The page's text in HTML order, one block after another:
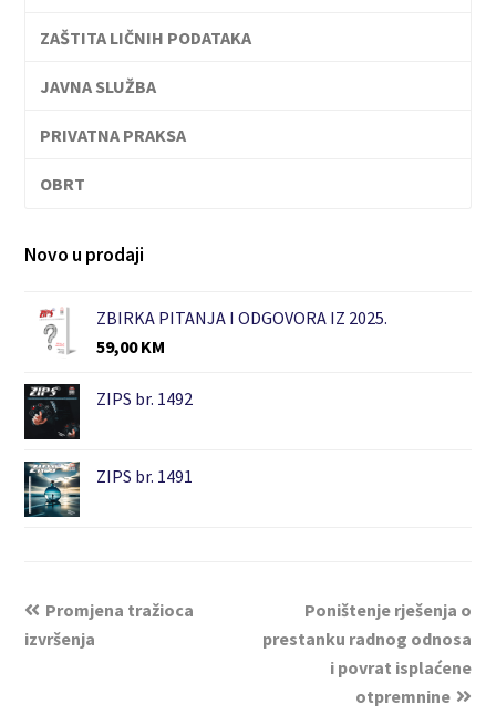
ZAŠTITA LIČNIH PODATAKA
JAVNA SLUŽBA
PRIVATNA PRAKSA
OBRT
Novo u prodaji
ZBIRKA PITANJA I ODGOVORA IZ 2025.
59,00KM
ZIPS br. 1492
ZIPS br. 1491
Promjena tražioca
izvršenja
Poništenje rješenja o
prestanku radnog odnosa
i povrat isplaćene
otpremnine